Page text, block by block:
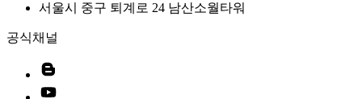
서울시 중구 퇴계로 24 남산소월타워
공식채널